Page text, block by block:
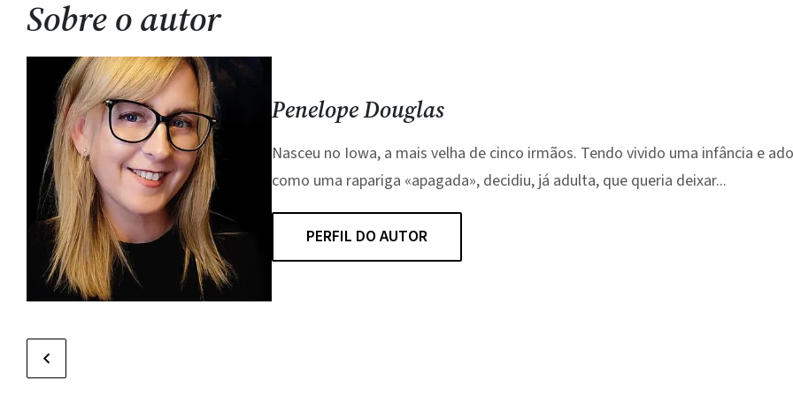
Sobre o autor
Penelope Douglas
Nasceu no Iowa, a mais velha de cinco irmãos. Tendo vivido uma infância e
como uma rapariga «apagada», decidiu, já adulta, que queria deixar...
PERFIL DO AUTOR